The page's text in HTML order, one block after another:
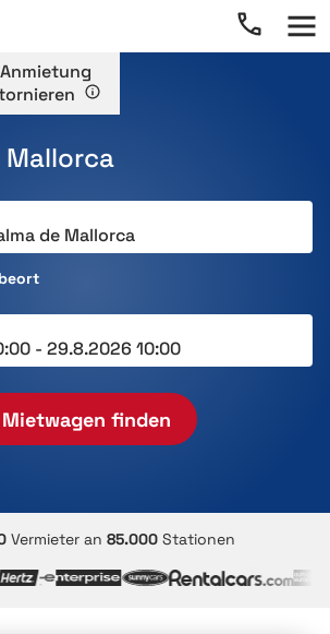
Mietwagen finden
Vermieter an 85.000 Stationen